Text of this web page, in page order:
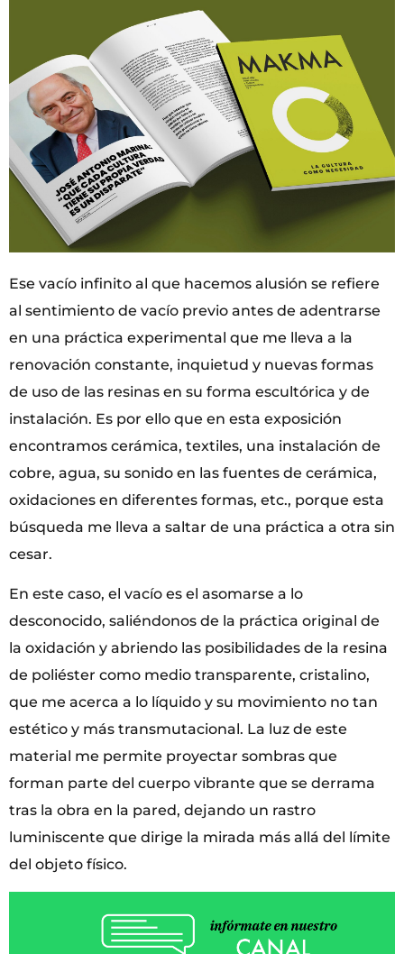
Ese vacío infinito al que hacemos alusión se refiere
al sentimiento de vacío previo antes de adentrarse
en una práctica experimental que me lleva a la
renovación constante, inquietud y nuevas formas
de uso de las resinas en su forma escultórica y de
instalación. Es por ello que en esta exposición
encontramos cerámica, textiles, una instalación de
cobre, agua, su sonido en las fuentes de cerámica,
oxidaciones en diferentes formas, etc., porque esta
búsqueda me lleva a saltar de una práctica a otra sin
cesar.
En este caso, el vacío es el asomarse a lo
desconocido, saliéndonos de la práctica original de
la oxidación y abriendo las posibilidades de la resina
de poliéster como medio transparente, cristalino,
que me acerca a lo líquido y su movimiento no tan
estético y más transmutacional. La luz de este
material me permite proyectar sombras que
forman parte del cuerpo vibrante que se derrama
tras la obra en la pared, dejando un rastro
luminiscente que dirige la mirada más allá del límite
del objeto físico.